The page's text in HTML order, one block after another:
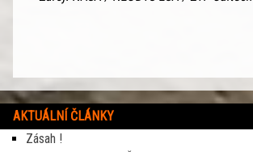
AKTUÁLNÍ ČLÁNKY
Zásah !